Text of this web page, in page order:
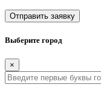
Отправить заявку
Выберите город
×